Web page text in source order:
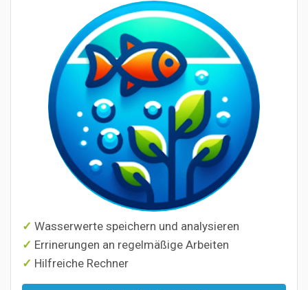
Wasserwerte speichern und analysieren
Errinerungen an regelmäßige Arbeiten
Hilfreiche Rechner